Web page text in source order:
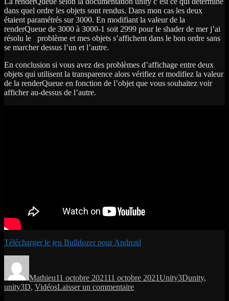
dans quel ordre les objets sont rendus. Dans mon cas les deux
étaient paramétrés sur 3000. En modifiant la valeur de la
renderQueue de 3000 à 3000-1 soit 2999 pour le shader de mer j’ai
résolu le problème et mes objets s’affichent dans le bon ordre sans
se marcher dessus l’un et l’autre.
En conclusion si vous avez des problèmes d’affichage entre deux
objets qui utilisent la transparence alors vérifiez et modifiez la valeur
de la renderQueue en fonction de l’objet que vous souhaitez voir
afficher au-dessus de l’autre.
Télécharger le jeu Bulldozer pour Android
Mathieu11 octobre 202111 octobre 2021Unity3Dunity,
unity3D, VidéosLaisser un commentairesur